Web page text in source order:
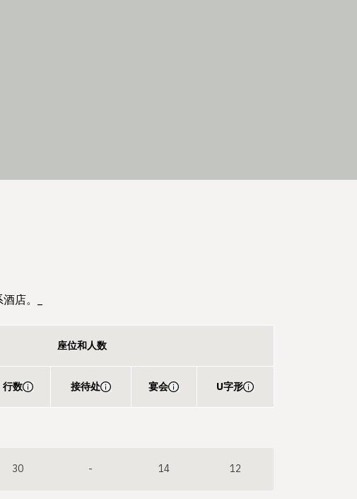
店。_
座位和人数
行数 接待处 宴会 U字形
30 - 14 12